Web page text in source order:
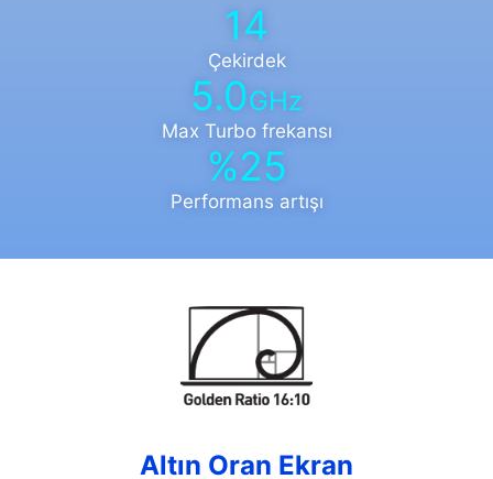
14
Çekirdek
5.0GHz
Max Turbo frekansı
%25
Performans artışı
Altın Oran Ekran